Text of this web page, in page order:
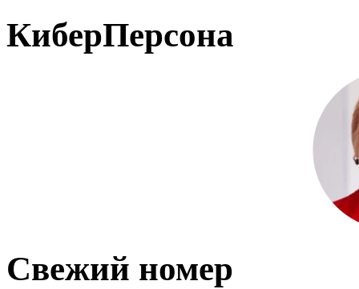
КиберПерсона
Свежий номер